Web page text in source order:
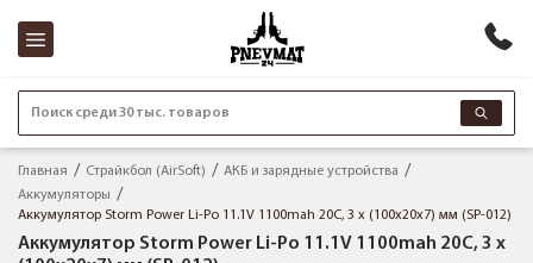
Поиск среди 30 тыс. товаров
Главная Страйкбол (AirSoft)
АКБ и зарядные устройства
Аккумуляторы
Аккумулятор Storm Power Li-Po 11.1V 1100mah 20C, 3 x (100x20x7) мм (SP-012)
Аккумулятор Storm Power Li-Po 11.1V 1100mah 20C, 3 x